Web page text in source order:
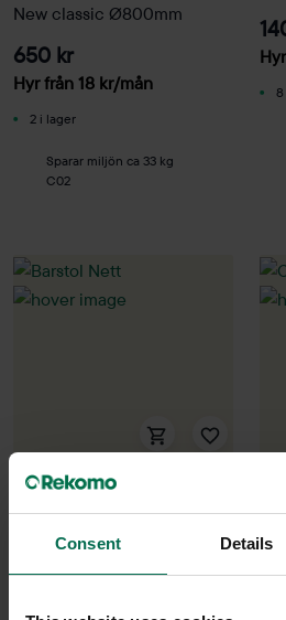
Consent Details
New classic Ø800mm
650 kr
Hyr från 18 kr/mån
2 i lager
Sparar miljön ca 33 kg
C02
8
Crassevig
Begagnad
Barstol Nett